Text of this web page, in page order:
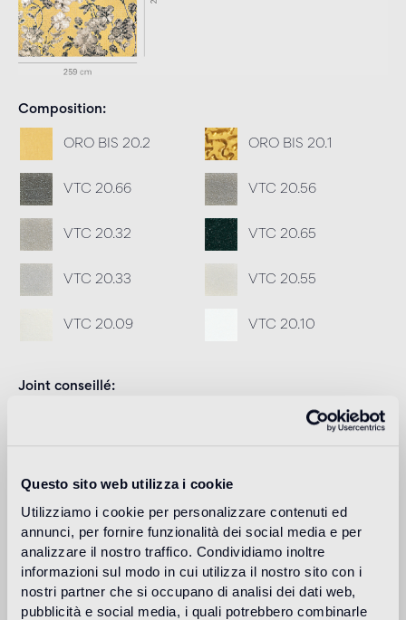
Questo sito web utilizza i cookie
Utilizziamo i cookie per personalizzare contenuti ed
annunci, per fornire funzionalità dei social media e per
analizzare il nostro traffico. Condividiamo inoltre
informazioni sul modo in cui utilizza il nostro sito con i
nostri partner che si occupano di analisi dei dati web,
pubblicità e social media, i quali potrebbero combinarle
Composition
ORO BIS 20.2 ORO BIS 20.1
VTC 20.66 VTC 20.56
VTC 20.32 VTC 20.65
VTC 20.33 VTC 20.55
VTC 20.09 VTC 20.10
Joint conseillé
Info
Download
Design
carlo dal bianco